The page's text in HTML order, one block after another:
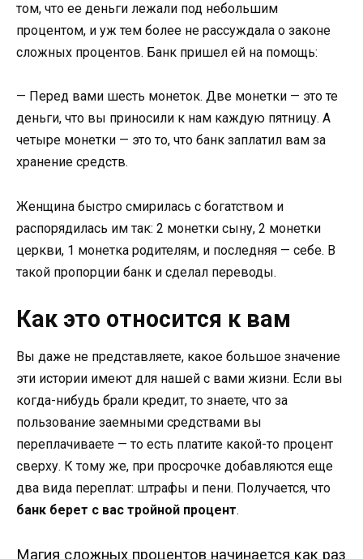
том, что ее деньги лежали под небольшим
процентом, и уж тем более не рассуждала о законе
сложных процентов. Банк пришел ей на помощь:
— Перед вами шесть монеток. Две монетки — это те
деньги, что вы приносили к нам каждую пятницу. А
четыре монетки — это то, что банк заплатил вам за
хранение средств.
Женщина быстро смирилась с богатством и
распорядилась им так: 2 монетки сыну, 2 монетки
церкви, 1 монетка родителям, и последняя — себе. В
такой пропорции банк и сделал переводы.
Как это относится к вам
Вы даже не представляете, какое большое значение
эти истории имеют для нашей с вами жизни. Если вы
когда-нибудь брали кредит, то знаете, что за
пользование заемными средствами вы
переплачиваете — то есть платите какой-то процент
сверху. К тому же, при просрочке добавляются еще
два вида переплат: штрафы и пени. Получается, что
банк берет с вас тройной процент.
Магия сложных процентов начинается как раз